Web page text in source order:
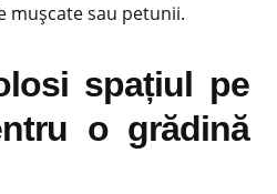
mușcate sau petunii.
spațiul pe
o grădină